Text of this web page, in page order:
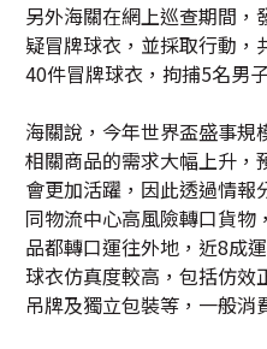
另外海關在網上巡查期間，
疑冒牌球衣，並採取行動，
40件冒牌球衣，拘捕5名男
海關說，今年世界盃盛事規
相關商品的需求大幅上升，
會更加活躍，因此透過情報
同物流中心高風險轉口貨物
品都轉口運往外地，近8成
球衣仿真度較高，包括仿效
吊牌及獨立包裝等，一般消